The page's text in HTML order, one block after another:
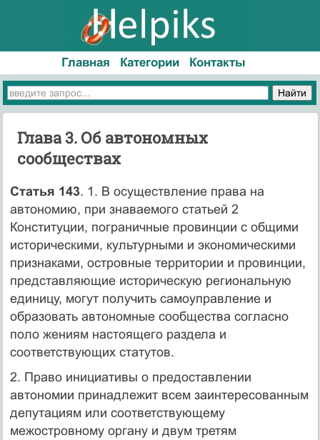
Главная Категории Контакты
Глава 3. Об автономных
сообществах
Статья 143. 1. В осуществление права на
автономию, при знаваемого статьей 2
Конституции, пограничные провинции с общими
историческими, культурными и экономическими
признаками, островные территории и провинции,
представляющие историческую региональную
единицу, могут получить самоуправление и
образовать автономные сообщества согласно
поло жениям настоящего раздела и
соответствующих статутов.
2. Право инициативы о предоставлении
автономии принадлежит всем заинтересованным
депутациям или соответствующему
межостровному органу и двум третям